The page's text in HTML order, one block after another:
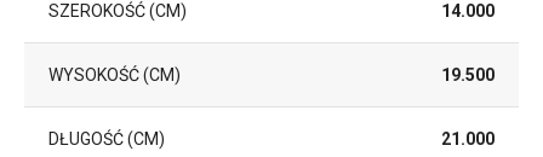
SZEROKOŚĆ (CM) 14.000
WYSOKOŚĆ (CM) 19.500
DŁUGOŚĆ (CM) 21.000